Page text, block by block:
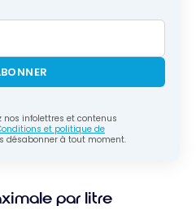
nos infolettres et contenus
et politique de
désabonner à tout moment.
par litre